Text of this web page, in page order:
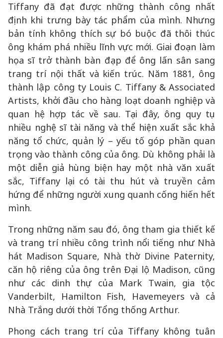
Tiffany đã đạt được những thành công nhất
định khi trưng bày tác phẩm của mình. Nhưng
bản tính không thích sự bó buộc đã thôi thúc
ông khám phá nhiều lĩnh vực mới. Giai đoạn làm
họa sĩ trở thành bàn đạp để ông lấn sân sang
trang trí nội thất và kiến trúc. Năm 1881, ông
thành lập công ty Louis C. Tiffany & Associated
Artists, khởi đầu cho hàng loạt doanh nghiệp và
quan hệ hợp tác về sau. Tại đây, ông quy tụ
nhiều nghệ sĩ tài năng và thể hiện xuất sắc khả
năng tổ chức, quản lý – yếu tố góp phần quan
trọng vào thành công của ông. Dù không phải là
một diễn giả hùng biện hay một nhà văn xuất
sắc, Tiffany lại có tài thu hút và truyền cảm
hứng để những người xung quanh cống hiến hết
mình.
Trong những năm sau đó, ông tham gia thiết kế
và trang trí nhiều công trình nổi tiếng như Nhà
hát Madison Square, Nhà thờ Divine Paternity,
căn hộ riêng của ông trên Đại lộ Madison, cũng
như các dinh thự của Mark Twain, gia tộc
Vanderbilt, Hamilton Fish, Havemeyers và cả
Nhà Trắng dưới thời Tổng thống Arthur.
Phong cách trang trí của Tiffany không tuân